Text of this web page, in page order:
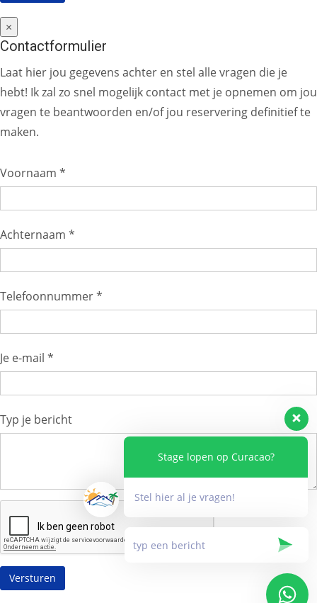
×
Contactformulier
Laat hier jou gegevens achter en stel alle vragen die je
hebt! Ik zal zo snel mogelijk contact met je opnemen om jou
vragen te beantwoorden en/of jou reservering definitief te
maken.
Voornaam *
Achternaam *
Telefoonnummer *
Je e-mail *
Typ je bericht
Stage lopen op Curacao?
Stel hier al je vragen!